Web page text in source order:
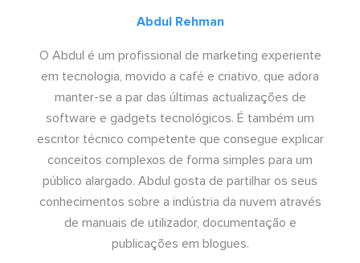
Abdul Rehman
O Abdul é um profissional de marketing experiente
em tecnologia, movido a café e criativo, que adora
manter-se a par das últimas actualizações de
software e gadgets tecnológicos. É também um
escritor técnico competente que consegue explicar
conceitos complexos de forma simples para um
público alargado. Abdul gosta de partilhar os seus
conhecimentos sobre a indústria da nuvem através
de manuais de utilizador, documentação e
publicações em blogues.